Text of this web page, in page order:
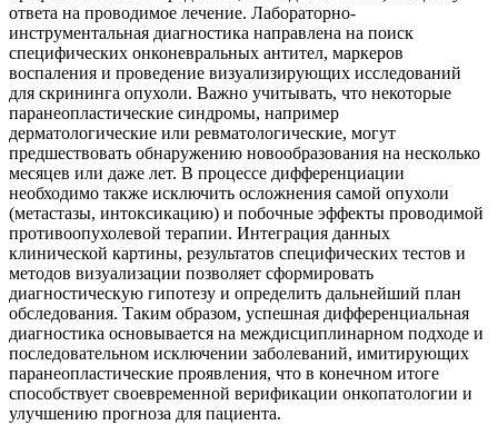
ответа на проводимое лечение. Лабораторно-
инструментальная диагностика направлена на поиск
специфических онконевральных антител, маркеров
воспаления и проведение визуализирующих исследований
для скрининга опухоли. Важно учитывать, что некоторые
паранеопластические синдромы, например
дерматологические или ревматологические, могут
предшествовать обнаружению новообразования на несколько
месяцев или даже лет. В процессе дифференциации
необходимо также исключить осложнения самой опухоли
(метастазы, интоксикацию) и побочные эффекты проводимой
противоопухолевой терапии. Интеграция данных
клинической картины, результатов специфических тестов и
методов визуализации позволяет сформировать
диагностическую гипотезу и определить дальнейший план
обследования. Таким образом, успешная дифференциальная
диагностика основывается на междисциплинарном подходе и
последовательном исключении заболеваний, имитирующих
паранеопластические проявления, что в конечном итоге
способствует своевременной верификации онкопатологии и
улучшению прогноза для пациента.